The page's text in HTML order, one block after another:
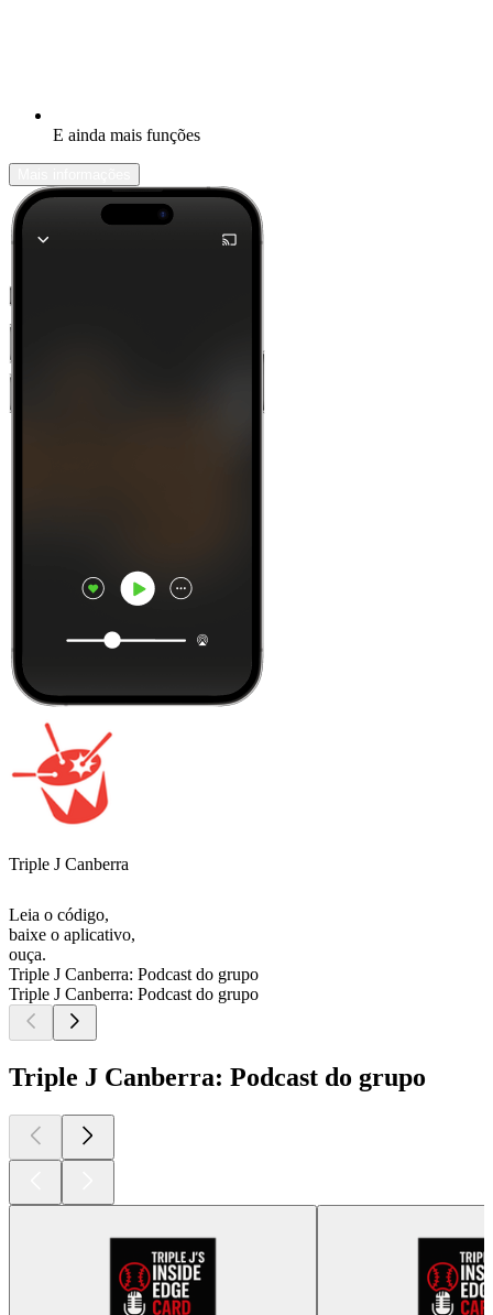
E ainda mais funções
Triple J Canberra
Leia o código,
baixe o aplicativo,
ouça.
Triple J Canberra: Podcast do grupo
Triple J Canberra: Podcast do grupo
Triple J Canberra: Podcast do grupo